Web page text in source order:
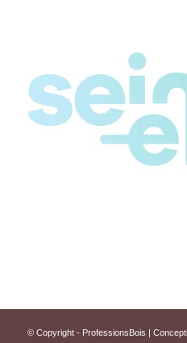
© Copyright - ProfessionsBois |